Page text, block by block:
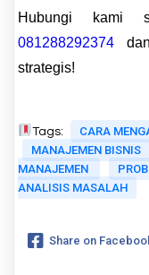
Hubungi kami
081288292374
strategis!
Tags: CARA
MANAJEMEN BISNIS
MANAJEMEN
ANALISIS MASALAH
Share on